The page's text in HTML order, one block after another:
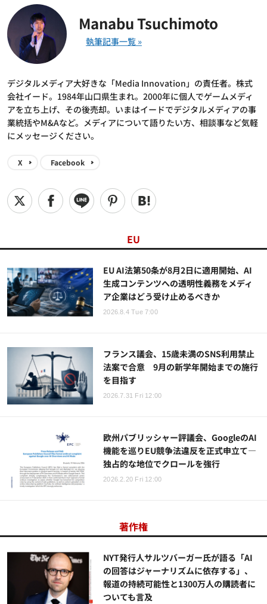
Manabu Tsuchimoto
デジタルメディア大好きな「Media Innovation」の責任者。株式
会社イード。1984年山口県生まれ。2000年に個人でゲームメディ
アを立ち上げ、その後売却。いまはイードでデジタルメディアの事
業統括やM&Aなど。メディアについて語りたい方、相談事など気軽
にメッセージください。
X Facebook
EU
EU AI法第50条が8月2日に適用開始、AI
生成コンテンツへの透明性義務をメディ
ア企業はどう受け止めるべきか
2026.8.4 Tue 7:00
フランス議会、15歳未満のSNS利用禁止
法案で合意 9月の新学年開始までの施行
を目指す
2026.7.31 Fri 12:00
欧州パブリッシャー評議会、GoogleのAI
機能を巡りEU競争法違反を正式申立て―
独占的な地位でクロールを強行
2026.2.20 Fri 12:00
著作権
NYT発行人サルツバーガー氏が語る「AI
の回答はジャーナリズムに依存する」、
報道の持続可能性と1300万人の購読者に
ついても言及